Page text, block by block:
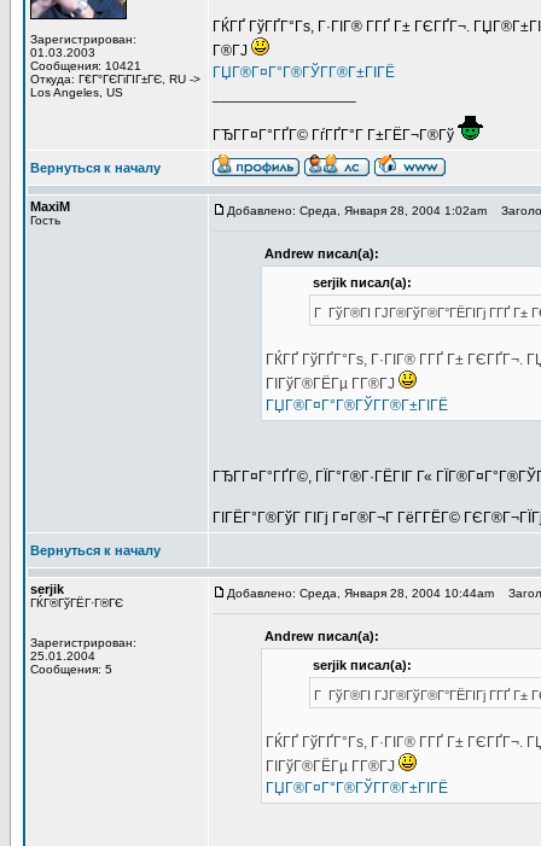
Зарегистрирован:
01.03.2003
Сообщения: 10421
Откуда: Г€Г°ГЄГіГІГ±ГЄ, RU ->
Los Angeles, US
ГЌГҐ ГўГҐГ°Гѕ, Г·ГІГ® Г­ГҐ Г± ГЄГҐГ¬.
Г®ГЈ
ГЏГ®Г¤Г°Г®ГЎГ­Г®Г±ГІГЁ
ГЂГ­Г¤Г°ГҐГ© ГѓГҐГ°Г Г±ГЁГ¬Г®Гў
Вернуться к началу
MaxiM
Гость
Добавлено: Среда, Января 28, 2004 1:02am
Andrew писал(а):
serjik писал(а):
Г ГўГ®ГІ ГЈГ®ГўГ®Г°ГЁГІГј Г­ГҐ Г±
ГЌГҐ ГўГҐГ°Гѕ, Г·ГІГ® Г­ГҐ Г± ГЄГҐГ¬.
ГІГўГ®ГЁГµ Г­Г®ГЈ
ГЏГ®Г¤Г°Г®ГЎГ­Г®Г±ГІГЁ
ГЂГ­Г¤Г°ГҐГ©, ГЇГ°Г®Г·ГЁГІГ Г«
ГІГЁГ°Г®ГўГ ГІГј Г¤Г®Г¬Г ГёГ­ГЁГ©
Вернуться к началу
serjik
ГЌГ®ГўГЁГ·Г®ГЄ
Зарегистрирован:
25.01.2004
Сообщения: 5
Добавлено: Среда, Января 28, 2004 10:44am
Andrew писал(а):
serjik писал(а):
Г ГўГ®ГІ ГЈГ®ГўГ®Г°ГЁГІГј Г­ГҐ Г±
ГЌГҐ ГўГҐГ°Гѕ, Г·ГІГ® Г­ГҐ Г± ГЄГҐГ¬.
ГІГўГ®ГЁГµ Г­Г®ГЈ
ГЏГ®Г¤Г°Г®ГЎГ­Г®Г±ГІГЁ